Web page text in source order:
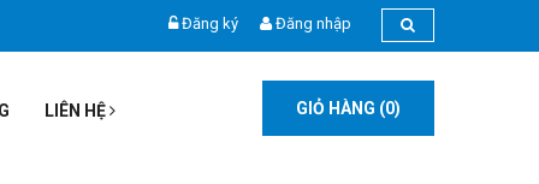
Đăng ký Đăng nhập
LIÊN HỆ GIỎ HÀNG (0)